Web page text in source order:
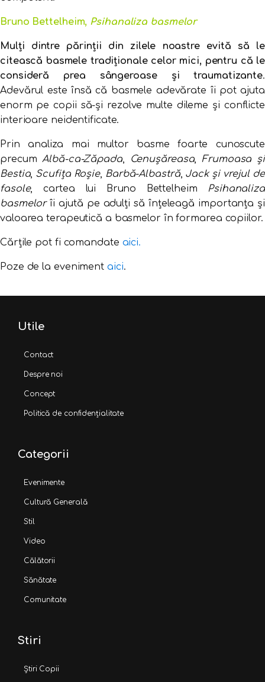
Bruno Bettelheim, Psihanaliza basmelor
Mulți dintre părinții din zilele noastre evită să le
citească basmele tradiționale celor mici, pentru că le
consideră prea sângeroase și traumatizante.
Adevărul este însă că basmele adevărate îi pot ajuta
enorm pe copii să-și rezolve multe dileme și conflicte
interioare neidentificate.
Prin analiza mai multor basme foarte cunoscute
precumAlbă-ca-Zăpada, Cenușăreasa, Frumoasa și
Bestia, Scufița Roșie, Barbă-Albastră, Jack și vrejul de
fasole, cartea lui Bruno Bettelheim Psihanaliza
basmelorîi ajută pe adulți să înțeleagă importanța și
valoarea terapeutică a basmelor în formarea copiilor.
Cărțile pot fi comandate aici.
Poze de la eveniment aici.
Utile
Contact
Despre noi
Concept
Politică de confidențialitate
Categorii
Evenimente
Cultură Generală
Stil
Video
Călătorii
Sănătate
Comunitate
Stiri
Știri Copii